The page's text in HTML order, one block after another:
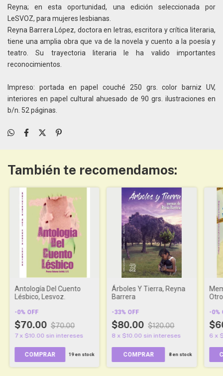
Reyna; en esta oportunidad, una edición seleccionada por
LeSVOZ, para mujeres lesbianas.
Reyna Barrera López, doctora en letras, escritora y crítica literaria,
tiene una amplia obra que va de la novela y cuento a la poesía y
teatro. Su trayectoria literaria le ha valido importantes
reconocimientos.
Impreso: portada en papel couché 250 grs. color barniz UV,
interiores en papel cultural ahuesado de 90 grs. ilustraciones en
b/n. 52 páginas.
También te recomendamos:
Antología Del Cuento
Lésbico, Lesvoz.
-0% OFF
$70.00 $70.00
7 x $10.00 sin intereses
COMPRAR 19en stock
Árboles Y Tierra, Reyna
Barrera
-33% OFF
$80.00 $120.00
8 x $10.00 sin intereses
COMPRAR 8en stock
-0%
6 x